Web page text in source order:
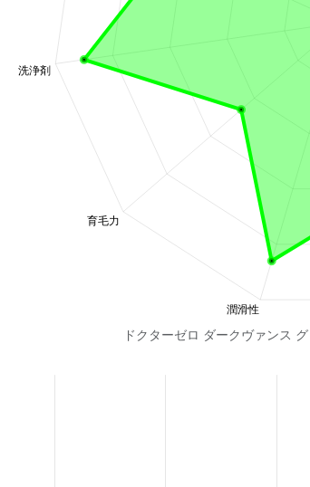
ドクターゼロ ダークヴァンス